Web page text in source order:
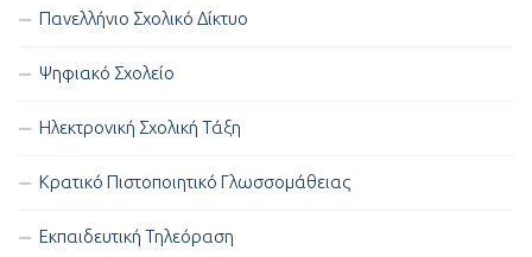
Πανελλήνιο Σχολικό Δίκτυο
Ψηφιακό Σχολείο
Ηλεκτρονική Σχολική Τάξη
Κρατικό Πιστοποιητικό Γλωσσομάθειας
Εκπαιδευτική Τηλεόραση